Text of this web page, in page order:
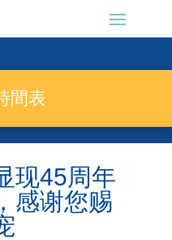
間表
现45周年
谢您赐